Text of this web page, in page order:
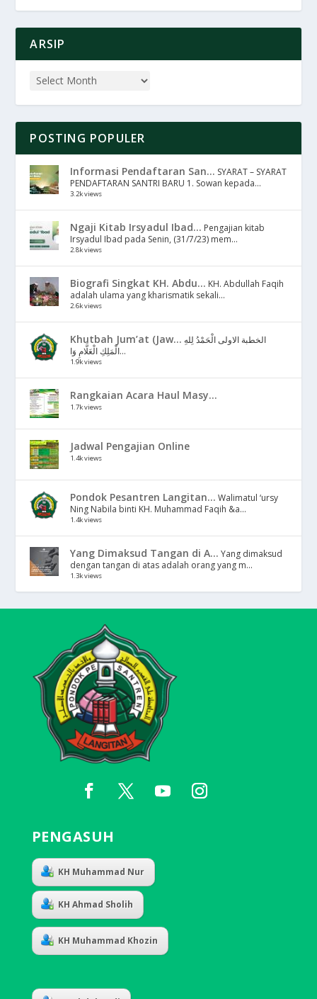
ARSIP
POSTING POPULER
Informasi Pendaftaran San... SYARAT – SYARAT
PENDAFTARAN SANTRI BARU 1. Sowan kepada...
3.2k views
Ngaji Kitab Irsyadul Ibad... Pengajian kitab
Irsyadul Ibad pada Senin, (31/7/23) mem...
2.8k views
Biografi Singkat KH. Abdu... KH. Abdullah Faqih
adalah ulama yang kharismatik sekali...
2.6k views
Khutbah Jum’at (Jaw... الخطبة الاولى الْحَمْدُ لِلهِ
الْمَلِكِ الْعَلَّامِ وَا...
1.9k views
Rangkaian Acara Haul Masy...
1.7k views
Jadwal Pengajian Online
1.4k views
Pondok Pesantren Langitan... Walimatul ‘ursy
Ning Nabila binti KH. Muhammad Faqih &a...
1.4k views
Yang Dimaksud Tangan di A... Yang dimaksud
dengan tangan di atas adalah orang yang m...
1.3k views
PENGASUH
KH Muhammad Nur
KH Ahmad Sholih
KH Muhammad Khozin